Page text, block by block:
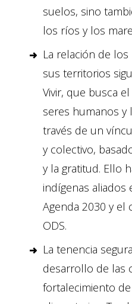
suelos, sino
los ríos y los
La relación de
sus territorios
Vivir, que busca
seres humanos y
través de un
y colectivo,
y la gratitud. Ello
indígenas aliados
Agenda 2030 y
ODS.
La tenencia
desarrollo de las
fortalecimiento